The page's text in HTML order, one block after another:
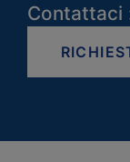
Contattaci